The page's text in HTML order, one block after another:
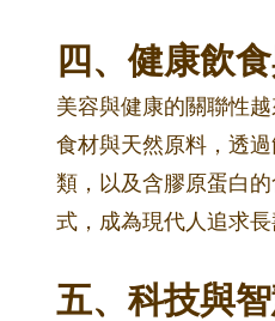
四、健康飲
美容與健康的關聯性
食材與天然原料，透
類，以及含膠原蛋白
式，成為現代人追求長
五、科技與